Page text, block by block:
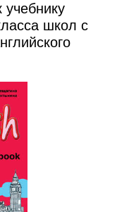
учебнику
школ с